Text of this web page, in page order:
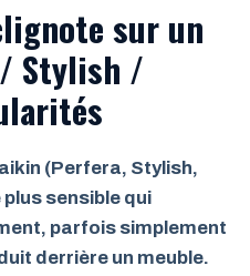
sur un
Stylish /
(Perfera, Stylish,
sensible qui
parfois simplement
derrière un meuble.